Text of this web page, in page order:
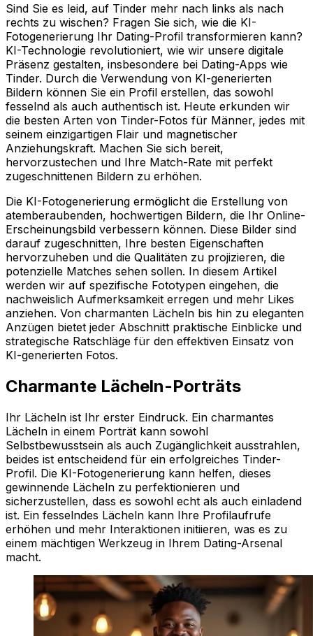
Sind Sie es leid, auf Tinder mehr nach links als nach
rechts zu wischen? Fragen Sie sich, wie die KI-
Fotogenerierung Ihr Dating-Profil transformieren kann?
KI-Technologie revolutioniert, wie wir unsere digitale
Präsenz gestalten, insbesondere bei Dating-Apps wie
Tinder. Durch die Verwendung von KI-generierten
Bildern können Sie ein Profil erstellen, das sowohl
fesselnd als auch authentisch ist. Heute erkunden wir
die besten Arten von Tinder-Fotos für Männer, jedes mit
seinem einzigartigen Flair und magnetischer
Anziehungskraft. Machen Sie sich bereit,
hervorzustechen und Ihre Match-Rate mit perfekt
zugeschnittenen Bildern zu erhöhen.
Die KI-Fotogenerierung ermöglicht die Erstellung von
atemberaubenden, hochwertigen Bildern, die Ihr Online-
Erscheinungsbild verbessern können. Diese Bilder sind
darauf zugeschnitten, Ihre besten Eigenschaften
hervorzuheben und die Qualitäten zu projizieren, die
potenzielle Matches sehen sollen. In diesem Artikel
werden wir auf spezifische Fototypen eingehen, die
nachweislich Aufmerksamkeit erregen und mehr Likes
anziehen. Von charmanten Lächeln bis hin zu eleganten
Anzügen bietet jeder Abschnitt praktische Einblicke und
strategische Ratschläge für den effektiven Einsatz von
KI-generierten Fotos.
Charmante Lächeln-Porträts
Ihr Lächeln ist Ihr erster Eindruck. Ein charmantes
Lächeln in einem Porträt kann sowohl
Selbstbewusstsein als auch Zugänglichkeit ausstrahlen,
beides ist entscheidend für ein erfolgreiches Tinder-
Profil. Die KI-Fotogenerierung kann helfen, dieses
gewinnende Lächeln zu perfektionieren und
sicherzustellen, dass es sowohl echt als auch einladend
ist. Ein fesselndes Lächeln kann Ihre Profilaufrufe
erhöhen und mehr Interaktionen initiieren, was es zu
einem mächtigen Werkzeug in Ihrem Dating-Arsenal
macht.